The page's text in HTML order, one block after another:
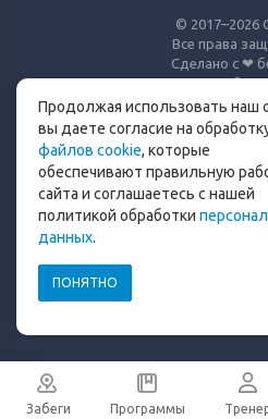
© 2017–2026
Все права
Сделано с ❤
для
Телеграм-
Беговой чат
Уведомление о рисках и
Забеги Программы
Продолжая использовать наш
вы даете согласие на
файлов cookie, которые
обеспечивают правильную
сайта и соглашаетесь с нашей
политикой обработки
данных.
ПОНЯТНО